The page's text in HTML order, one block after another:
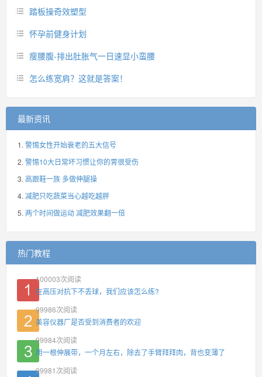
踏板操奇效塑型
怀孕前健身计划
瘦腰腹-排出肚胀气一日速显小蛮腰
怎么练宽肩？这就是答案！
最新资讯
警惕女性开始衰老的五大信号
警惕10大日常坏习惯让你的胃很受伤
高跟鞋一族 多做伸腿操
减肥只吃蔬菜当心越吃越胖
两个时间做运动 减肥效果翻一倍
热门教程
100003次阅读
在高压对抗下不丢球，我们应该怎么练?
99986次阅读
美容仪器厂是否受到消费者的欢迎
99984次阅读
用一根伸展带，一个月左右，除去了手臂拜拜肉，背也变薄了
99981 次阅读